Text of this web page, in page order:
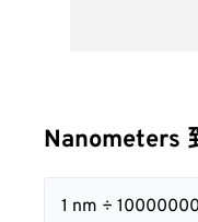
Nanometers
1 nm ÷